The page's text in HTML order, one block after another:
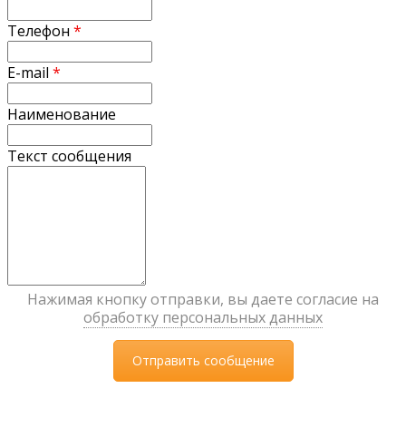
Телефон *
E-mail *
Наименование
Текст сообщения
Нажимая кнопку отправки, вы даете согласие на
обработку персональных данных